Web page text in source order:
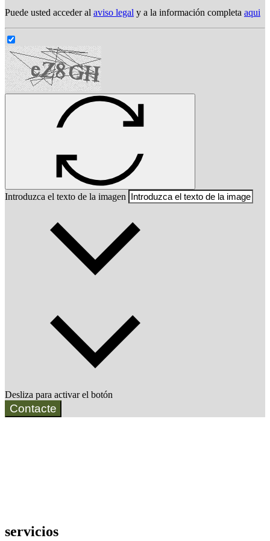
Puede usted acceder al aviso legal y a la información completa aqui
Introduzca el texto de la imagen
Desliza para activar el botón
Contacte
servicios